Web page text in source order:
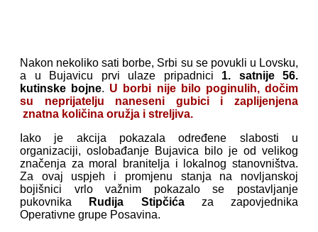
Nakon nekoliko sati borbe, Srbi su se povukli u Lovsku,
a u Bujavicu prvi ulaze pripadnici 1. satnije 56.
kutinske bojne. U borbi nije bilo poginulih, dočim
su neprijatelju naneseni gubici i zaplijenjena
znatna količina oružja i streljiva.
Iako je akcija pokazala određene slabosti u
organizaciji, oslobađanje Bujavica bilo je od velikog
značenja za moral branitelja i lokalnog stanovništva.
Za ovaj uspjeh i promjenu stanja na novljanskoj
bojišnici vrlo važnim pokazalo se postavljanje
pukovnika
Rudija Stipčićaza zapovjednika
Operativne grupe Posavina.